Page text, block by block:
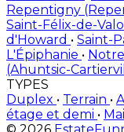
Repentigny
Saint-Félix-de-
d'Howard • Saint-
L'Épiphanie •
(Ahuntsic-
TYPES
Duplex • Terrain •
étage et demi •
© 2026